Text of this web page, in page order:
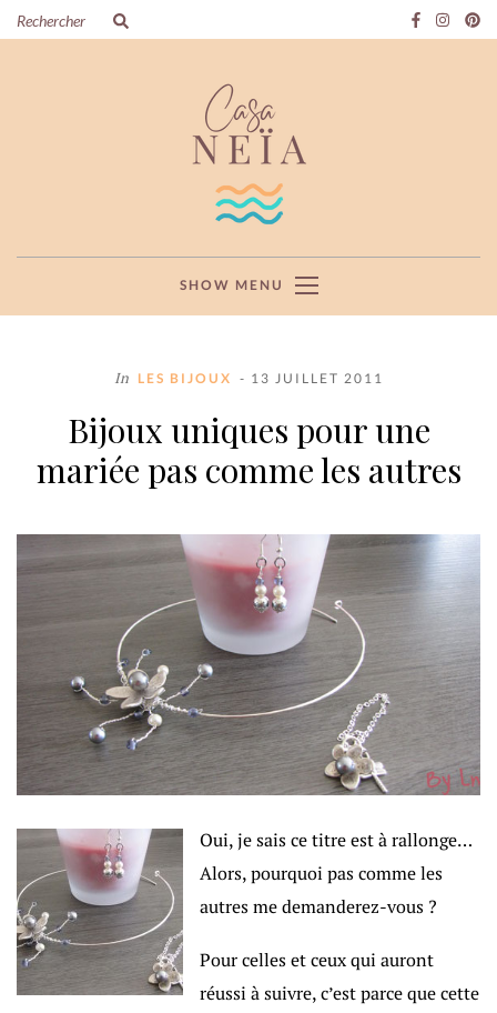
SHOW MENU
In LES BIJOUX - 13 JUILLET 2011
Bijoux uniques pour une
mariée pas comme les autres
Oui, je sais ce titre est à rallonge…
Alors, pourquoi pas comme les
autres me demanderez-vous ?
Pour celles et ceux qui auront
réussi à suivre, c’est parce que cette